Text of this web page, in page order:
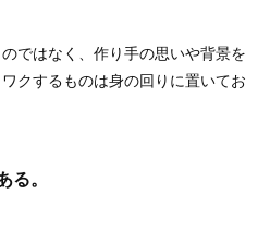
ではなく、作り手の思いや背景を
クするものは身の回りに置いてお
。